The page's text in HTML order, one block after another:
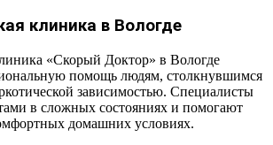
клиника в Вологде
«Скорый Доктор» в Вологде
помощь людям, столкнувшимся
зависимостью. Специалисты
в сложных состояниях и помогают
домашних условиях.